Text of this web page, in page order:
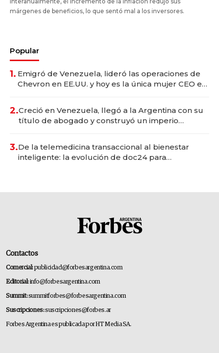
márgenes de beneficios, lo que sentó mal a los inversores.
Popular
1. Emigró de Venezuela, lideró las operaciones de
Chevron en EE.UU. y hoy es la única mujer CEO en
2.Creció en Venezuela, llegó a la Argentina con su
título de abogado y construyó un imperio
3.De la telemedicina transaccional al bienestar
inteligente: la evolución de doc24 para
Contactos
Comercial:publicidad@forbesargentina.com
Editorial:info@forbesargentina.com
Summit:summitforbes@forbesargentina.com
Suscripciones:suscripciones@forbes.ar
Forbes Argentina es publicada por HT Media SA.